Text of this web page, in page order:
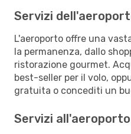
Servizi
L'aeroporto offre una
la permanenza, dallo
ristorazione gourmet.
best-seller per il volo,
gratuita o concediti un
Servizi all'aeroporto